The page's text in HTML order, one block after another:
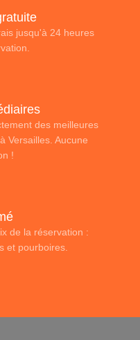
jusqu'à 24 heures
des meilleures
Versailles. Aucune
!
de la réservation :
et pourboires.